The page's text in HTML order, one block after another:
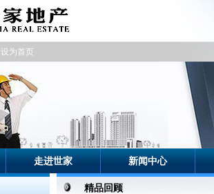
设为首页
走进世家 新闻中心
精品回顾